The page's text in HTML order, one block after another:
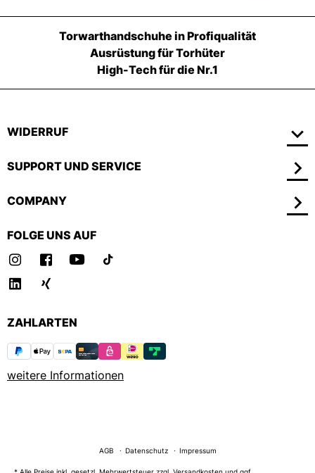
Torwarthandschuhe in Profiqualität
Ausrüstung für Torhüter
High-Tech für die Nr.1
WIDERRUF
SUPPORT UND SERVICE
COMPANY
FOLGE UNS AUF
ZAHLARTEN
weitere Informationen
AGB Datenschutz Impressum